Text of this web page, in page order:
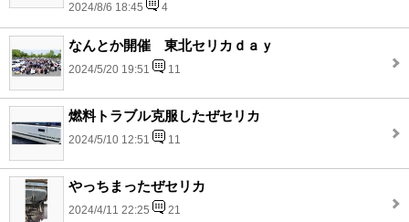
2024/8/6 18:45 4
なんとか開催 東北セリカｄａｙ
2024/5/20 19:51 11
燃料トラブル克服したぜセリカ
2024/5/10 12:51 11
やっちまったぜセリカ
2024/4/11 22:25 21